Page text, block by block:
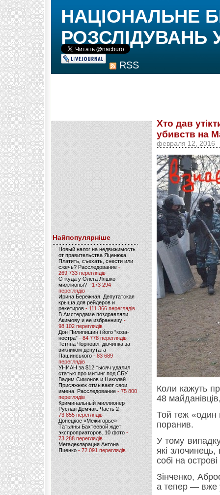
RSS
НАЦІОНАЛЬНЕ
РОЗСЛІДУВАНЬ
Найпопулярніше
Новый налог на недвижимость
от правительства Яценюка.
Платить, съехать, снести или
сжечь? Расследование-
269 733 переглядів
Откуда у Олега Ляшко
миллионы? - 173 294
переглядів
Ирина Бережная. Депутатская
крыша для рейдеров и
рекетиров - 111 366 переглядів
В Амстердаме поздравляли
Акимову и ее избранницу -
98 102 переглядів
Дон Пилипишин і його “коза-
ностра” - 84 778 переглядів
Тетяна Чорновіл: дівчинка за
викликом депутата
Пашинського- 83 689
переглядів
УНИАН за $12 тысяч удалил
статью про митинг под СБУ.
Вадим Симонов и Николай
Присяжнюк отмывают свои
имена. Расследование - 75 800
переглядів
Криминальный миллионер
Руслан Демчак. Часть 2-
73 855 переглядів
Донецкое «Межигорье»
Татьяны Бахтеевой ждет
экспроприаторов. 10 фото -
73 288 переглядів
Мегадекларация Антона
Яценко - 72 091 переглядів
Хто дав
убивств на
февраля 12, 2016
Коли кажуть
48
Той теж «один
поранив.
У тому
які
собі на
Зінченко,
а тепер — вже